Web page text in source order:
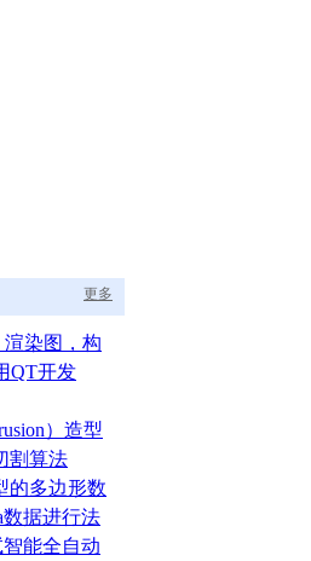
更多
渲染图，构
调度中枢
QT开发
）造型
割算法
的多边形数
据进行法
能全自动